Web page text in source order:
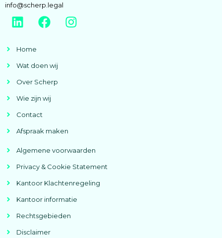
info@scherp.legal
Home
Wat doen wij
Over Scherp
Wie zijn wij
Contact
Afspraak maken
Algemene voorwaarden
Privacy & Cookie Statement
Kantoor Klachtenregeling
Kantoor informatie
Rechtsgebieden
Disclaimer